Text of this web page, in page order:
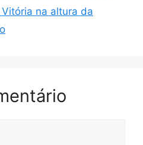
na altura da